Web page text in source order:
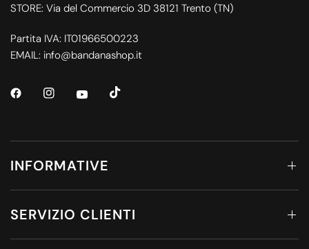
STORE: Via del Commercio 3D 38121 Trento (TN)
Partita IVA: IT01966500223
EMAIL: info@bandanashop.it
INFORMATIVE
SERVIZIO CLIENTI